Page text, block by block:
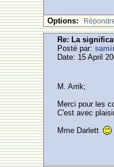
Options:
Re: La
Posté par:
Date: 15 April
M. Arrik;
Merci pour les
C'est avec
Mme Darlett